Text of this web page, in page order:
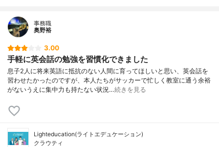
事務職
奥野裕
3.00
手軽に英会話の勉強を習慣化できました
息子2人に将来英語に抵抗のない人間に育ってほしいと思い、英会話を
習わせたかったのですが、本人たちがサッカーで忙しく教室に通う余裕
がないうえに集中力も持たない状況…続きを見る
Lighteducation(ライトエデュケーション)
クラウティ